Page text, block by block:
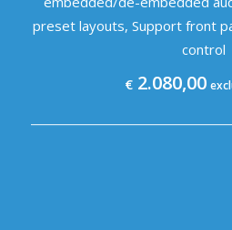
preset layouts, Support front
control
€2.080,00